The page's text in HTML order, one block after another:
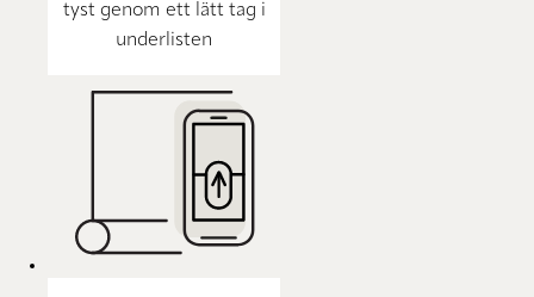
tyst genom ett lätt tag i
underlisten